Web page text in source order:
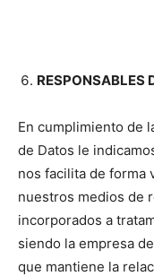
RESPONSABLES
En cumplimiento de
de Datos le
nos facilita de forma
nuestros medios de
incorporados a
siendo la empresa
que mantiene la